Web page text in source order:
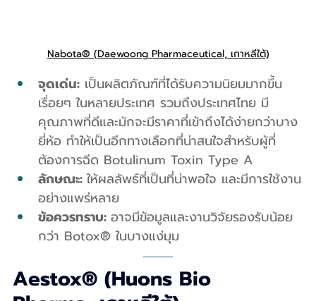
Nabota® (Daewoong Pharmaceutical, เกาหลีใต้)
จุดเด่น: เป็นผลิตภัณฑ์ที่ได้รับความนิยมมากขึ้น
เรื่อยๆ ในหลายประเทศ รวมถึงประเทศไทย มี
คุณภาพที่ดีและมักจะมีราคาที่เข้าถึงได้ง่ายกว่าบาง
ยี่ห้อ ทำให้เป็นอีกทางเลือกที่น่าสนใจสำหรับผู้ที่
ต้องการฉีด Botulinum Toxin Type A
ลักษณะ: ให้ผลลัพธ์ที่เป็นที่น่าพอใจ และมีการใช้งาน
อย่างแพร่หลาย
ข้อควรทราบ: อาจมีข้อมูลและงานวิจัยรองรับน้อย
กว่า Botox® ในบางแง่มุม
Aestox® (Huons Bio